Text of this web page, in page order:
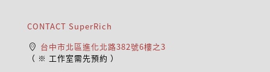
CONTACT SuperRich
台中市北區進化北路382號6樓之3
（ ※ 工作室需先預約 ）